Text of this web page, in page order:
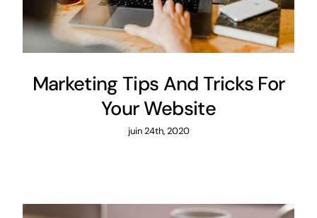
Marketing Tips And Tricks For
Your Website
juin 24th, 2020